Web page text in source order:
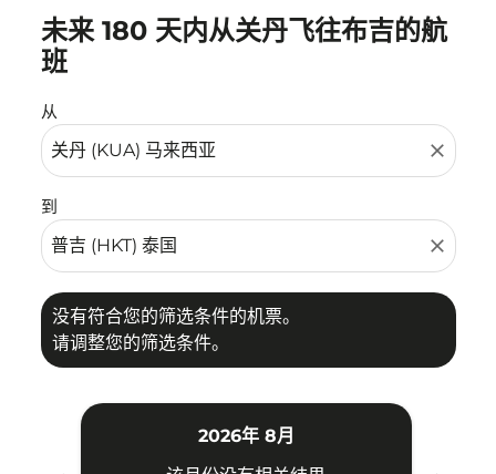
未来 180 天内从关丹飞往布吉的航
班
从
close
到
close
没有符合您的筛选条件的机票。
请调整您的筛选条件。
没有符合您的筛选条件的机票。请调整您的筛选条件。
2026年 8月